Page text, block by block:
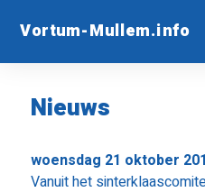
Vortum-Mullem.info
Nieuws
Vanuit het
woensdag 21 oktober